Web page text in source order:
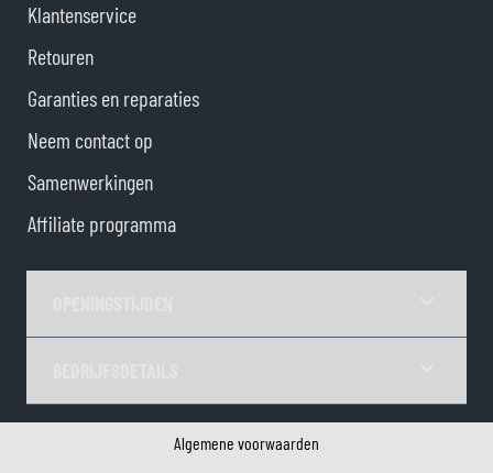
Klantenservice
Retouren
Garanties en reparaties
Neem contact op
Samenwerkingen
Affiliate programma
Algemene voorwaarden